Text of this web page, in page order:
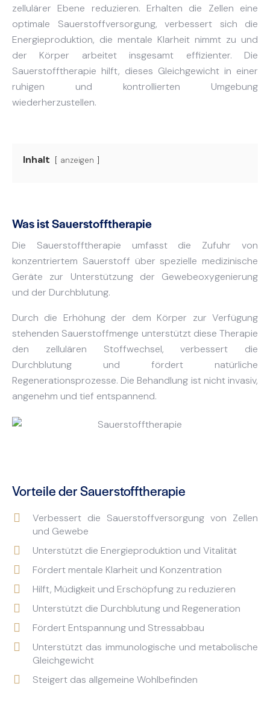
zellulärer Ebene reduzieren. Erhalten die Zellen eine
optimale Sauerstoffversorgung, verbessert sich die
Energieproduktion, die mentale Klarheit nimmt zu und
der Körper arbeitet insgesamt effizienter. Die
Sauerstofftherapie hilft, dieses Gleichgewicht in einer
ruhigen und kontrollierten Umgebung
wiederherzustellen.
Inhalt anzeigen
Was ist Sauerstofftherapie
Die Sauerstofftherapie umfasst die Zufuhr von
konzentriertem Sauerstoff über spezielle medizinische
Geräte zur Unterstützung der Gewebeoxygenierung
und der Durchblutung.
Durch die Erhöhung der dem Körper zur Verfügung
stehenden Sauerstoffmenge unterstützt diese Therapie
den zellulären Stoffwechsel, verbessert die
Durchblutung und fördert natürliche
Regenerationsprozesse. Die Behandlung ist nicht invasiv,
angenehm und tief entspannend.
Vorteile der Sauerstofftherapie
Verbessert die Sauerstoffversorgung von Zellen
und Gewebe
Unterstützt die Energieproduktion und Vitalität
Fördert mentale Klarheit und Konzentration
Hilft, Müdigkeit und Erschöpfung zu reduzieren
Unterstützt die Durchblutung und Regeneration
Fördert Entspannung und Stressabbau
Unterstützt das immunologische und metabolische
Gleichgewicht
Steigert das allgemeine Wohlbefinden